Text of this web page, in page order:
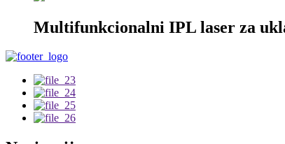
Multifunkcionalni IPL laser za